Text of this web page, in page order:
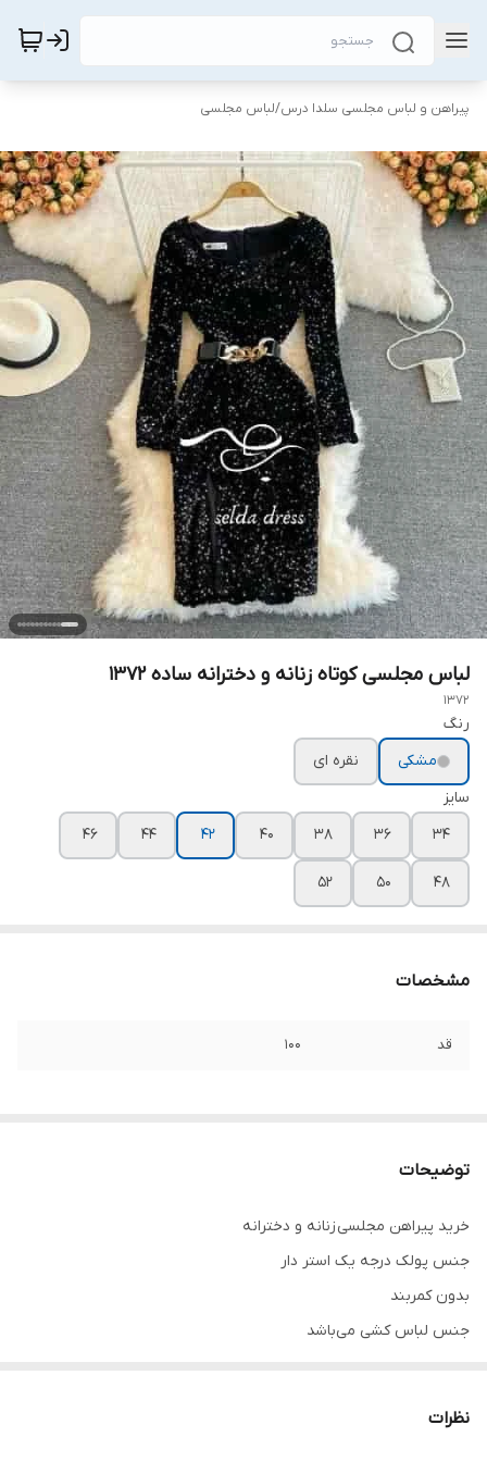
پیراهن و لباس مجلسی سلدا درس/لباس مجلسی
لباس مجلسی کوتاه زنانه و دخترانه ساده ۱۳۷۲
1372
رنگ
مشکی
نقره ای
سایز
۳۴
۳۶ ۳۸ ۴۰ ۴۲ ۴۴ ۴۶
۴۸ ۵۰ ۵۲
مشخصات
قد ۱۰۰
توضیحات
خرید پیراهن مجلسی زنانه و دخترانه
جنس پولک درجه یک استر دار
بدون کمربند
جنس لباس کشی می‌باشد
همه کارا از سایز ۳۴ تا ۶۰ داره
نظرات